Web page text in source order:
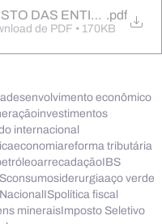
DAS ENTIDADES
.pdf
de PDF • 170KB
desenvolvimento econômico
investimentos
internacional
economiareforma tributária
arrecadaçãoIBS
consumosiderurgiaaço verde
ISpolítica fiscal
mineraisImposto Seletivo